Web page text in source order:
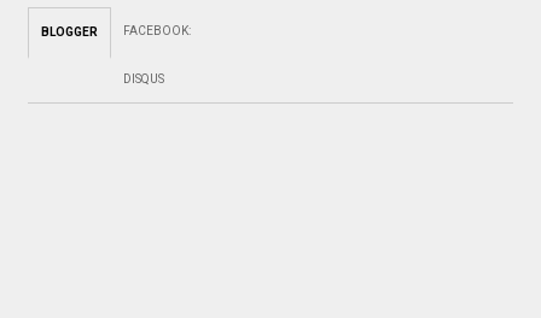
BLOGGER FACEBOOK:
DISQUS